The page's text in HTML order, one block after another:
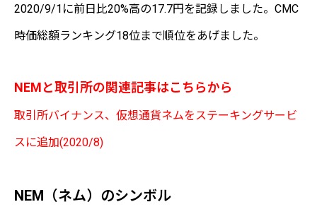
2020/9/1に前日比20%高の17.7円を記録しました。CMC
時価総額ランキング18位まで順位をあげました。
NEMと取引所の関連記事はこちらから
取引所バイナンス、仮想通貨ネムをステーキングサービ
スに追加(2020/8)
NEM（ネム）のシンボル